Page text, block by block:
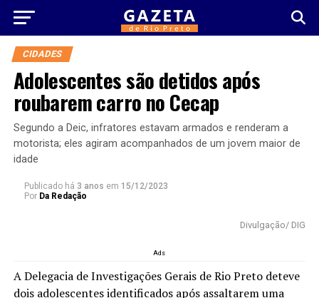
CIDADES
Adolescentes são detidos após
roubarem carro no Cecap
Segundo a Deic, infratores estavam armados e renderam a
motorista; eles agiram acompanhados de um jovem maior de
idade
Publicado há 3 anos em 15/12/2023
Por Da Redação
Divulgação/ DIG
Ads
A Delegacia de Investigações Gerais de Rio Preto deteve
dois adolescentes identificados após assaltarem uma